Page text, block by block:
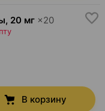
, 20 мг ×20
В корзину